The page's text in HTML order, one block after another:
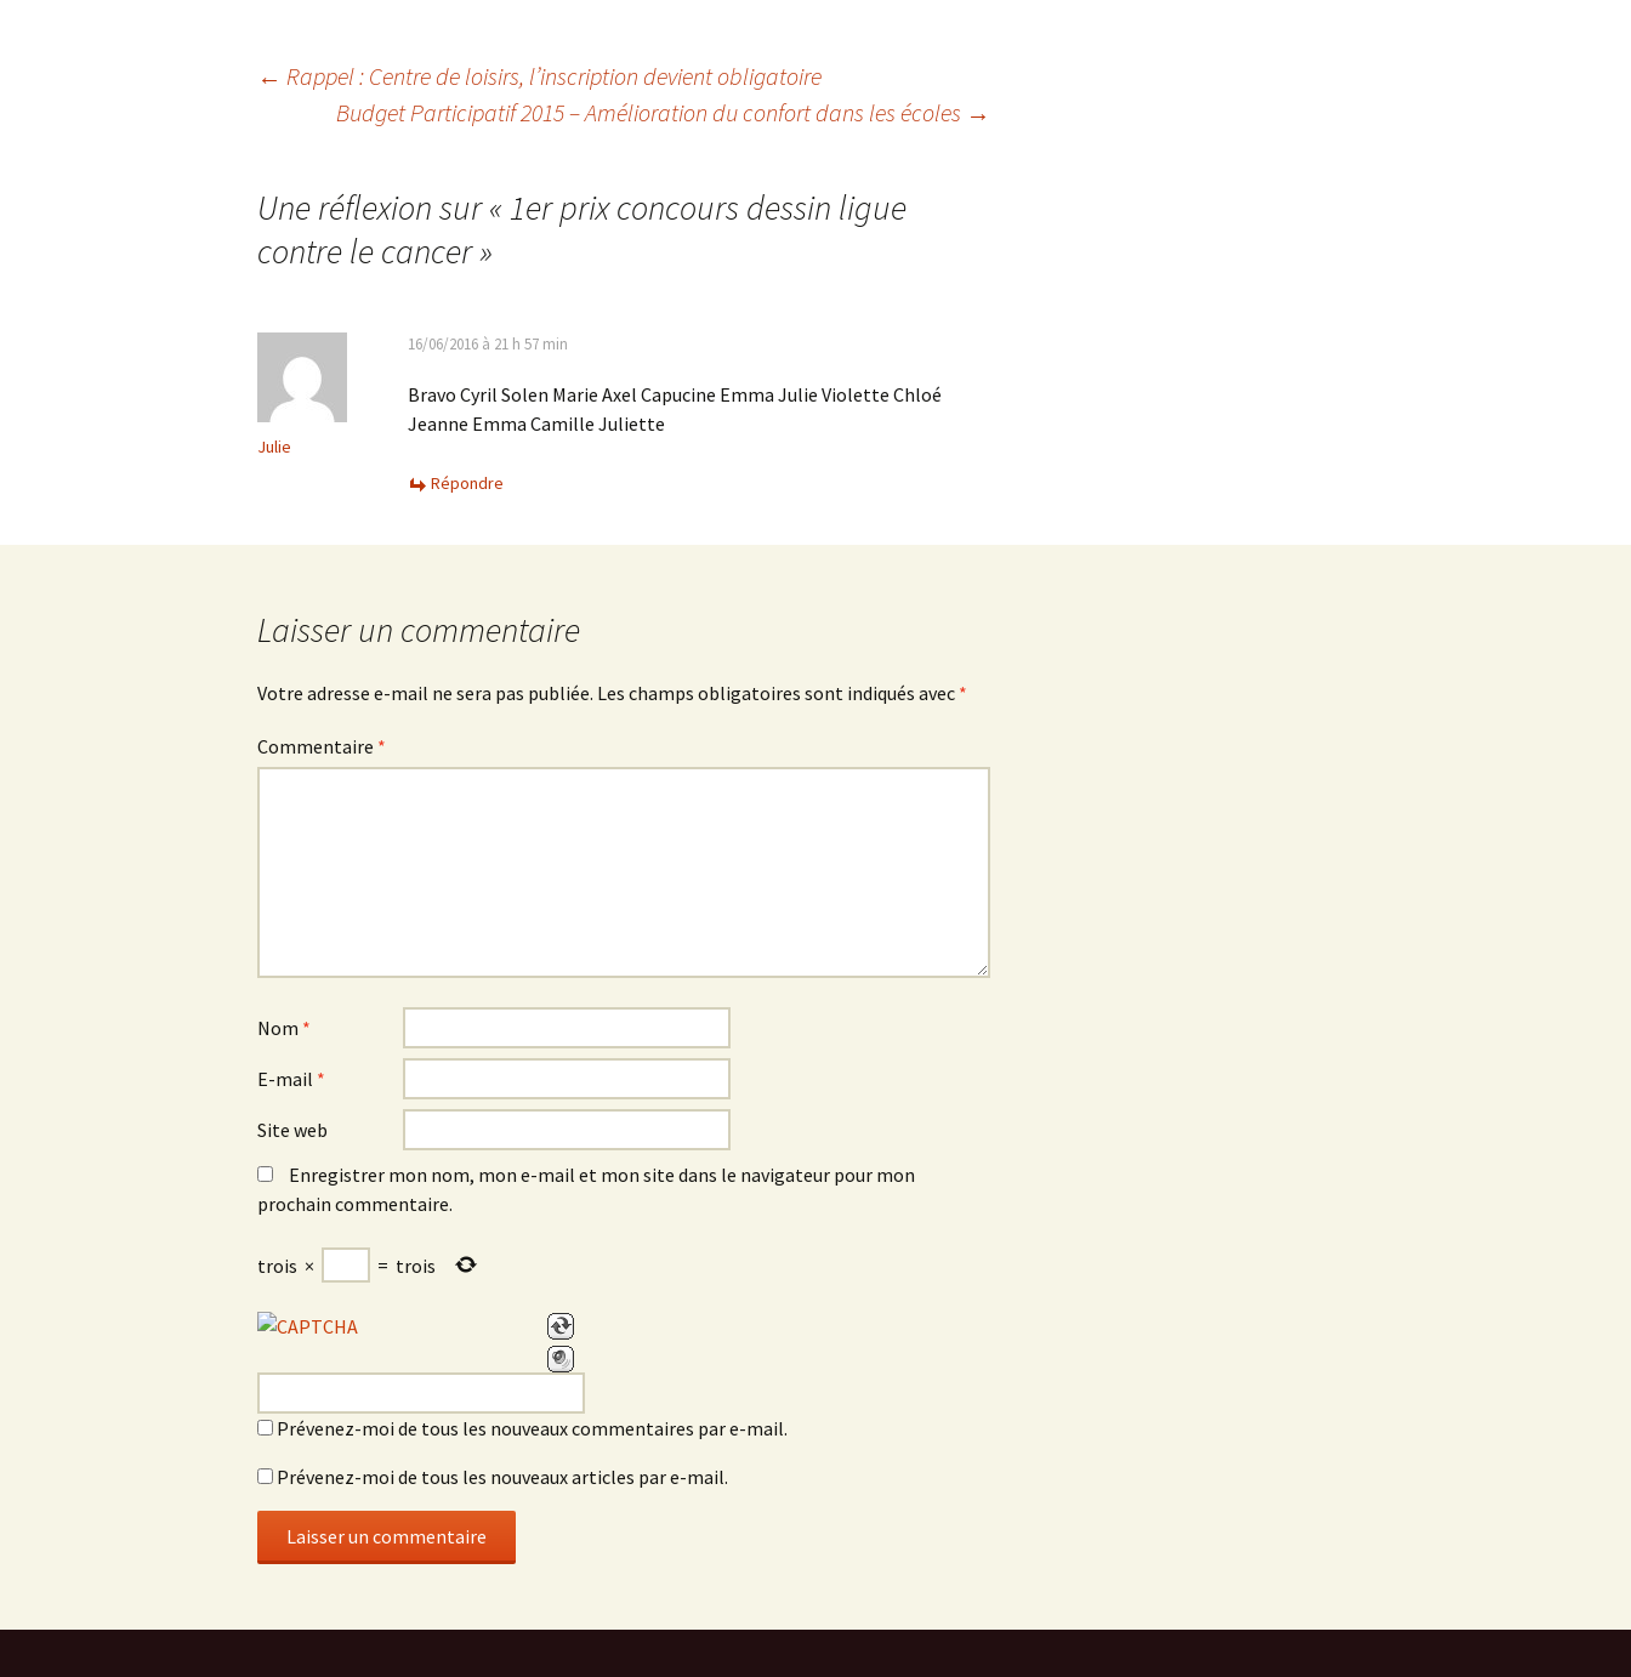
Navigation
← Rappel : Centre de loisirs, l’inscription devient obligatoire
Budget Participatif 2015 – Amélioration du confort dans les écoles →
Une réflexion sur « 1er prix concours dessin ligue
contre le cancer»
Julie
16/06/2016 à 21 h 57 min
Bravo Cyril Solen Marie Axel Capucine Emma Julie Violette Chloé
Jeanne Emma Camille Juliette
Répondre
Laisser un commentaire
Votre adresse e-mail ne sera pas publiée. Les champs obligatoires sont indiqués avec *
Commentaire *
Nom *
E-mail *
Site web
Enregistrer mon nom, mon e-mail et mon site dans le navigateur pour mon
prochain commentaire.
trois × = trois
Prévenez-moi de tous les nouveaux commentaires par e-mail.
Prévenez-moi de tous les nouveaux articles par e-mail.